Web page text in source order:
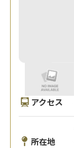
アクセス
所在地